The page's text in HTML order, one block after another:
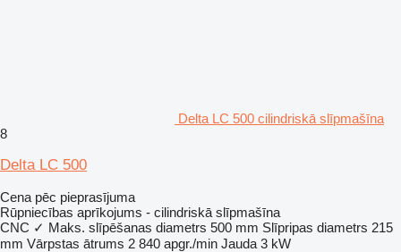
Delta LC 500 cilindriskā slīpmašīna
8
Delta LC 500
Cena pēc pieprasījuma
Rūpniecības aprīkojums - cilindriskā slīpmašīna
CNC ✓ Maks. slīpēšanas diametrs 500 mm Slīpripas diametrs 215
mm Vārpstas ātrums 2 840 apgr./min Jauda 3 kW